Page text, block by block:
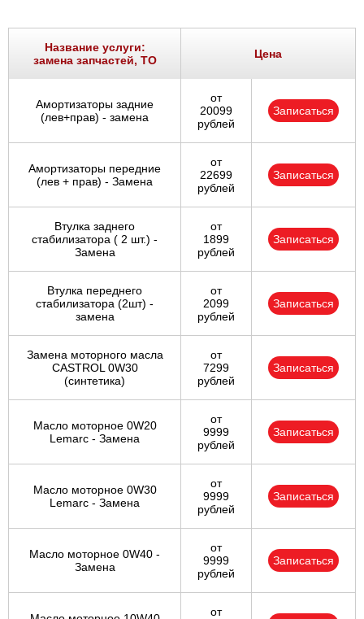
Название услуги:
замена запчастей, ТО
Цена
Амортизаторы задние
(лев+прав) - замена
от
20099
рублей
Записаться
Амортизаторы передние
(лев + прав) - Замена
от
22699
рублей
Записаться
Втулка заднего
стабилизатора ( 2 шт.) -
Замена
от
1899
рублей
Записаться
Втулка переднего
стабилизатора (2шт) -
замена
от
2099
рублей
Записаться
Замена моторного масла
CASTROL 0W30
(синтетика)
от
7299
рублей
Записаться
Масло моторное 0W20
Lemarc - Замена
от
9999
рублей
Записаться
Масло моторное 0W30
Lemarc - Замена
от
9999
рублей
Записаться
Масло моторное 0W40 -
Замена
от
9999
рублей
Записаться
от